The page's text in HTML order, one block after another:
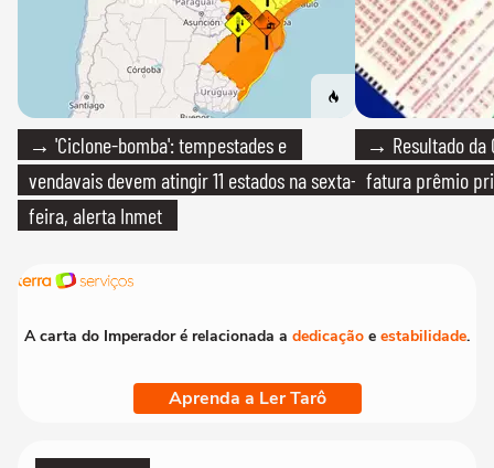
→ 'Ciclone-bomba': tempestades e
vendavais devem atingir 11 estados na sexta-
feira, alerta Inmet
→ Resultado da
fatura prêmio
A carta do Imperador é relacionada a dedicação e estabilidade.
Aprenda a Ler Tarô